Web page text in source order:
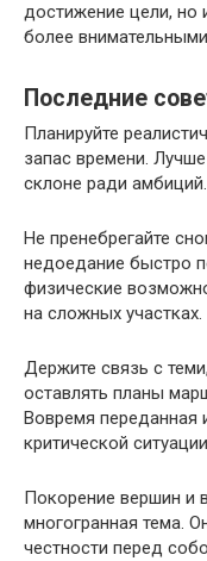
достижение цели, но
более
Последние
Планируйте
запас времени.
склоне ради амбиций.
Не пренебрегайте
недоедание быстро
физические
на сложных участках.
Держите связь с
оставлять планы
Вовремя
критической
Покорение вершин и
многогранная тема.
честности перед